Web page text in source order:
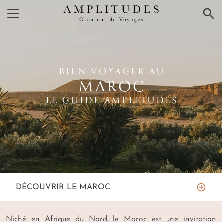
×
BIEN VOYAGER AU
MAROC
LE GUIDE AMPLITUDES
DÉCOUVRIR LE MAROC
Niché en Afrique du Nord, le Maroc est une invitation